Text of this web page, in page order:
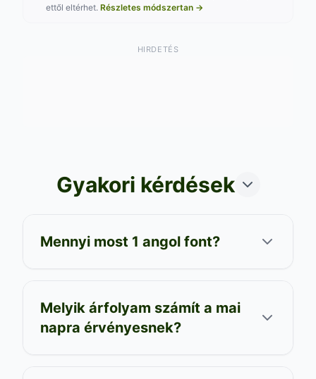
ettől eltérhet. Részletes módszertan →
HIRDETÉS
Gyakori kérdések
Mennyi most 1 angol font?
Melyik árfolyam számít a mai
napra érvényesnek?